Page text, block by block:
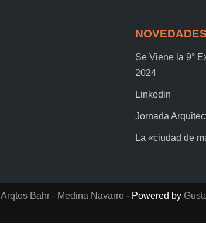
NOVEDADES
Se Viene la 9°
2024
Linkedin
Jornada
La «ciudad de
Arqtos Bahr - Medina Navarro - Powered by